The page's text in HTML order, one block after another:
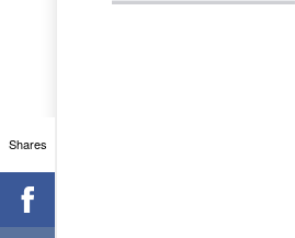
Shares